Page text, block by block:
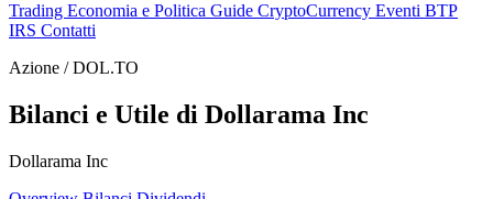
Trading Economia e Politica Guide CryptoCurrency Eventi BTP
IRS Contatti
Azione / DOL.TO
Bilanci e Utile di Dollarama Inc
Dollarama Inc